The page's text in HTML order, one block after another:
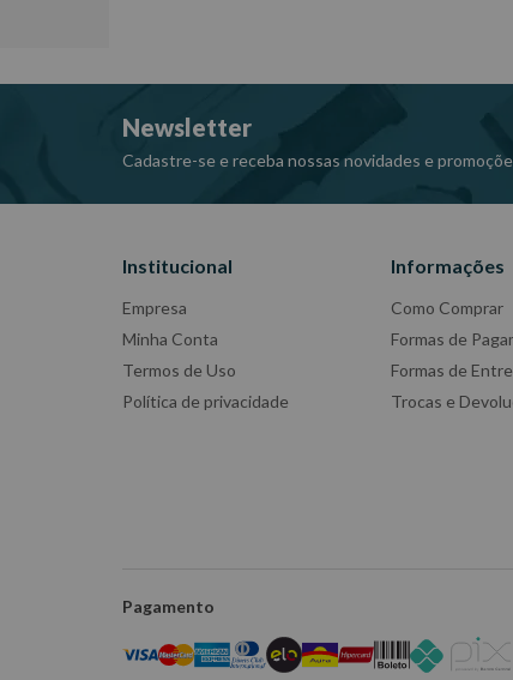
Newsletter
Cadastre-se e receba nossas novidades e
Institucional
Empresa
Minha Conta
Termos de Uso
Política de privacidade
Informações
Como Comprar
Formas de
Formas de
Trocas e
Pagamento